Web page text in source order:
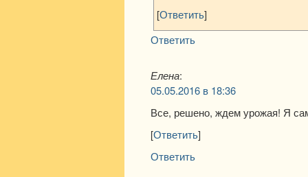
[Ответить]
Ответить
Елена:
05.05.2016 в 18:36
Все, решено, ждем урожая! Я
[Ответить]
Ответить